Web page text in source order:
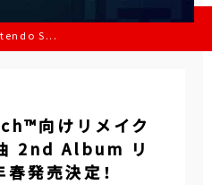
S...
向けリメイク
2nd Album リ
発売決定！